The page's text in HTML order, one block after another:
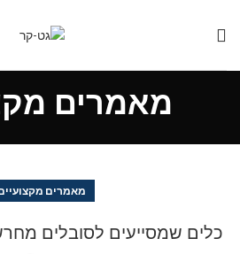
מאמרים
מאמרים
כלים שמסייעים לסובלים